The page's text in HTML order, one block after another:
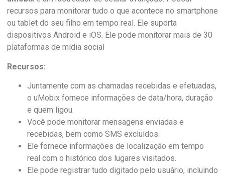
recursos para monitorar tudo o que acontece no smartphone
ou tablet do seu filho em tempo real. Ele suporta
dispositivos Android e iOS. Ele pode monitorar mais de 30
plataformas de mídia social
Recursos:
Juntamente com as chamadas recebidas e efetuadas,
o uMobix fornece informações de data/hora, duração
e quem ligou.
Você pode monitorar mensagens enviadas e
recebidas, bem como SMS excluídos.
Ele fornece informações de localização em tempo
real com o histórico dos lugares visitados.
Ele pode registrar tudo digitado pelo usuário, incluindo